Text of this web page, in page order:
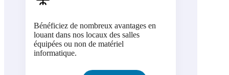
Bénéficiez de nombreux avantages en
louant dans nos locaux des salles
équipées ou non de matériel
informatique.